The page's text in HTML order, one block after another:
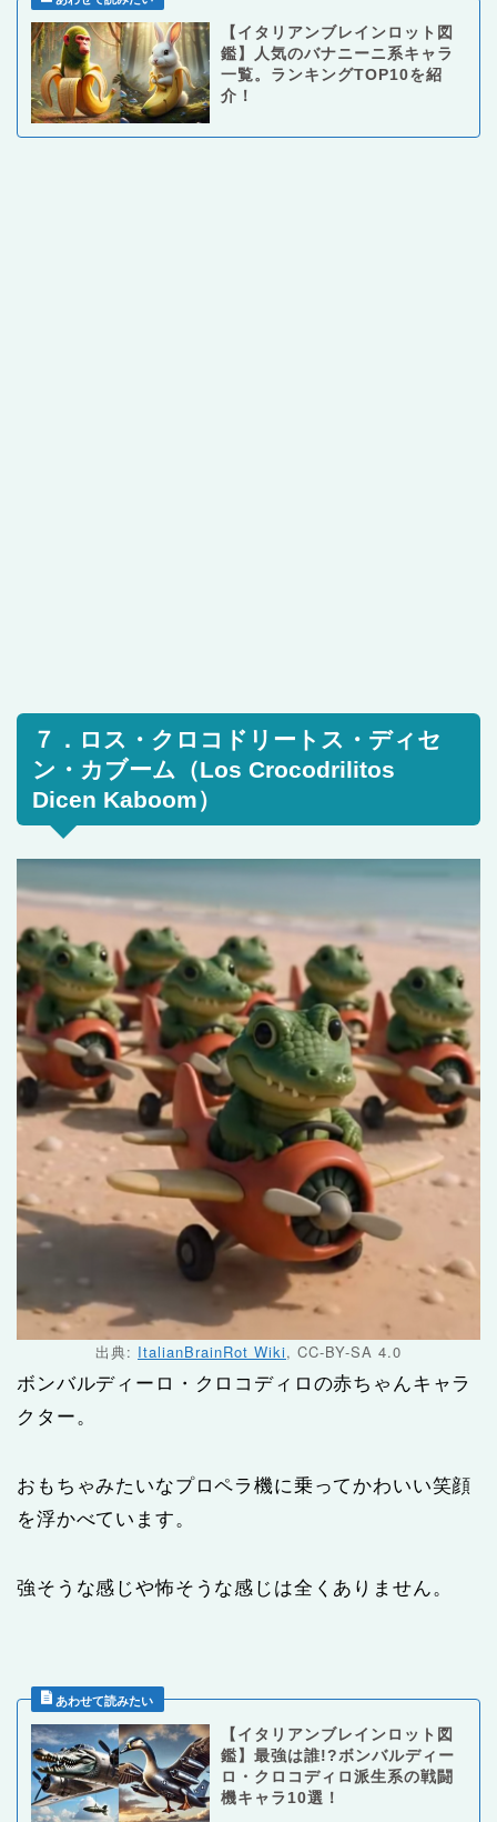
【イタリアンブレインロット図
鑑】人気のバナニーニ系キャラ
一覧。ランキングTOP10を紹
介！
７．ロス・クロコドリートス・ディセ
ン・カブーム（Los Crocodrilitos
Dicen Kaboom）
出典: ItalianBrainRot Wiki, CC-BY-SA 4.0
ボンバルディーロ・クロコディロの赤ちゃんキャラ
クター。
おもちゃみたいなプロペラ機に乗ってかわいい笑顔
を浮かべています。
強そうな感じや怖そうな感じは全くありません。
【イタリアンブレインロット図
鑑】最強は誰!?ボンバルディー
ロ・クロコディロ派生系の戦闘
機キャラ10選！